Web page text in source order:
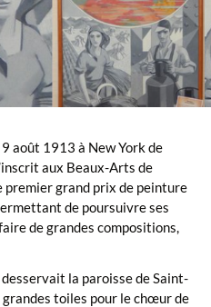
août 1913 à New York de
aux Beaux-Arts de
premier grand prix de peinture
de poursuivre ses
de grandes compositions,
la paroisse de Saint-
toiles pour le chœur de